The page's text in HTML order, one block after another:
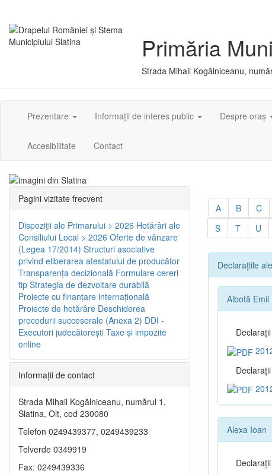
Primăria
Strada Mihail Kogălniceanu,
Prezentare Informații de interes public Despre oraș
Accesibilitate Contact
A B C
S
T U
Declarațiile
Albotă Emil
Alexa Ioan
Pagini vizitate frecvent
Dispoziţii ale Primarului > 2026 Hotărâri ale
Consiliului Local > 2026 Oferte de vânzare
(Legea 17/2014) Structuri asociative
privind eliberarea atestatului de producător
Transparenţa decizională Formulare cereri
tip Strategia de dezvoltare durabilă
Proiecte cu finanţare internaţională
Proiecte de hotărâre Deschiderea
procedurii succesorale (Anexa 2) DDI -
Executori judecătorești Taxe şi impozite
online
Informaţii de contact
Strada Mihail Kogălniceanu, numărul 1,
Slatina, Olt, cod 230080
Telefon 0249439377, 0249439233
Telverde 0349919
Fax: 0249439336